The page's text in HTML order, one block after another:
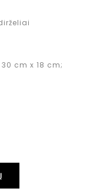
cm x 18 cm;